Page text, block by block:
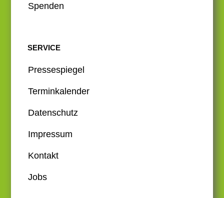
Spenden
SERVICE
Pressespiegel
Terminkalender
Datenschutz
Impressum
Kontakt
Jobs